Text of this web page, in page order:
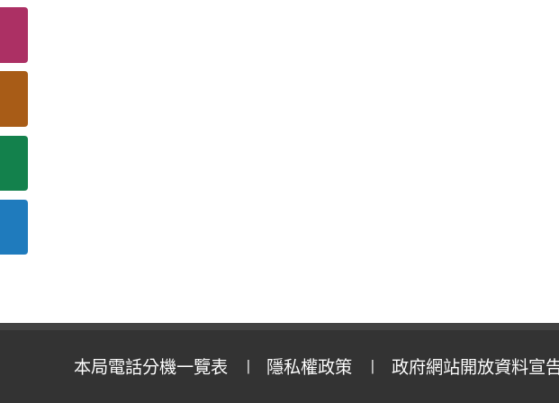
本局電話分機一覽表 隱私權政策 政府網站開放資料宣